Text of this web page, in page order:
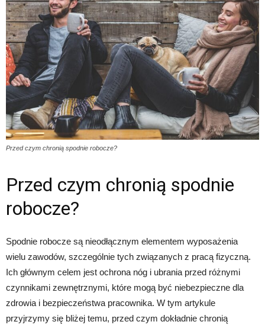
Przed czym chronią spodnie robocze?
Przed czym chronią spodnie
robocze?
Spodnie robocze są nieodłącznym elementem wyposażenia
wielu zawodów, szczególnie tych związanych z pracą fizyczną.
Ich głównym celem jest ochrona nóg i ubrania przed różnymi
czynnikami zewnętrznymi, które mogą być niebezpieczne dla
zdrowia i bezpieczeństwa pracownika. W tym artykule
przyjrzymy się bliżej temu, przed czym dokładnie chronią